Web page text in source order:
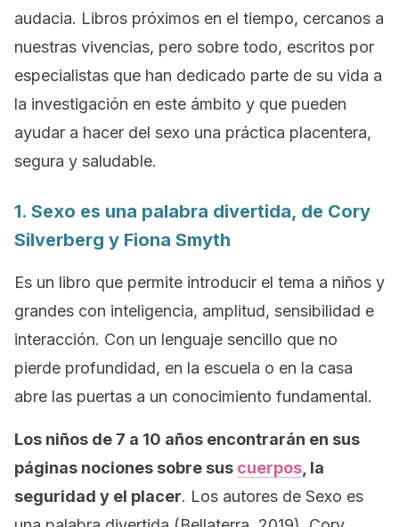
audacia. Libros próximos en el tiempo, cercanos a
nuestras vivencias, pero sobre todo, escritos por
especialistas que han dedicado parte de su vida a
la investigación en este ámbito y que pueden
ayudar a hacer del sexo una práctica placentera,
segura y saludable.
1. Sexo es una palabra divertida, de Cory
Silverberg y Fiona Smyth
Es un libro que permite introducir el tema a niños y
grandes con inteligencia, amplitud, sensibilidad e
interacción. Con un lenguaje sencillo que no
pierde profundidad, en la escuela o en la casa
abre las puertas a un conocimiento fundamental.
Los niños de 7 a 10 años encontrarán en sus
páginas nociones sobre sus cuerpos , la
seguridad y el placer. Los autores de Sexo es